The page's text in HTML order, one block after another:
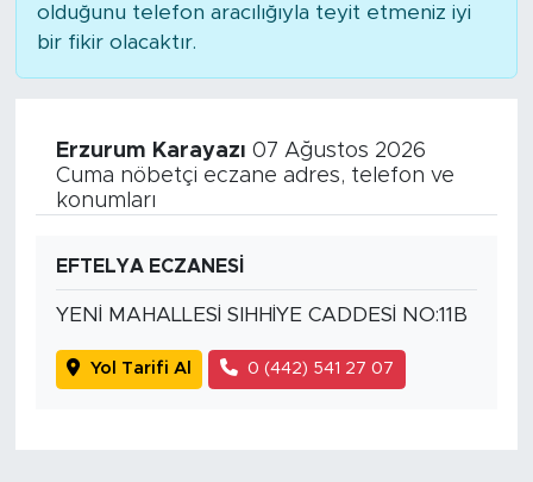
olduğunu telefon aracılığıyla teyit etmeniz iyi
bir fikir olacaktır.
Erzurum Karayazı 07 Ağustos 2026
Cuma nöbetçi eczane adres, telefon ve
konumları
EFTELYA ECZANESİ
YENİ MAHALLESİ SIHHİYE CADDESİ NO:11B
Yol Tarifi Al 0 (442) 541 27 07